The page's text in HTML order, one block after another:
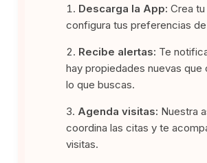
Descarga la App: Crea
configura tus preferencias
Recibe alertas: Te
hay propiedades nuevas que
lo que buscas.
Agenda visitas: Nuestra
coordina las citas y te
visitas.